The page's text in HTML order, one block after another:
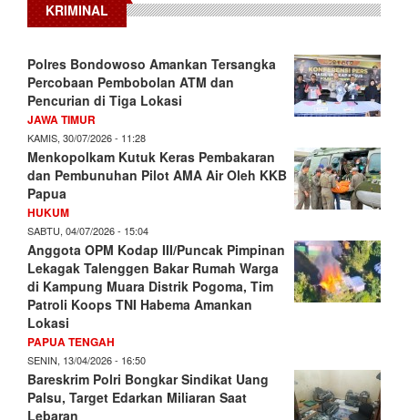
KRIMINAL
Polres Bondowoso Amankan Tersangka
Percobaan Pembobolan ATM dan
Pencurian di Tiga Lokasi
JAWA TIMUR
KAMIS, 30/07/2026 - 11:28
Menkopolkam Kutuk Keras Pembakaran
dan Pembunuhan Pilot AMA Air Oleh KKB
Papua
HUKUM
SABTU, 04/07/2026 - 15:04
Anggota OPM Kodap III/Puncak Pimpinan
Lekagak Talenggen Bakar Rumah Warga
di Kampung Muara Distrik Pogoma, Tim
Patroli Koops TNI Habema Amankan
Lokasi
PAPUA TENGAH
SENIN, 13/04/2026 - 16:50
Bareskrim Polri Bongkar Sindikat Uang
Palsu, Target Edarkan Miliaran Saat
Lebaran